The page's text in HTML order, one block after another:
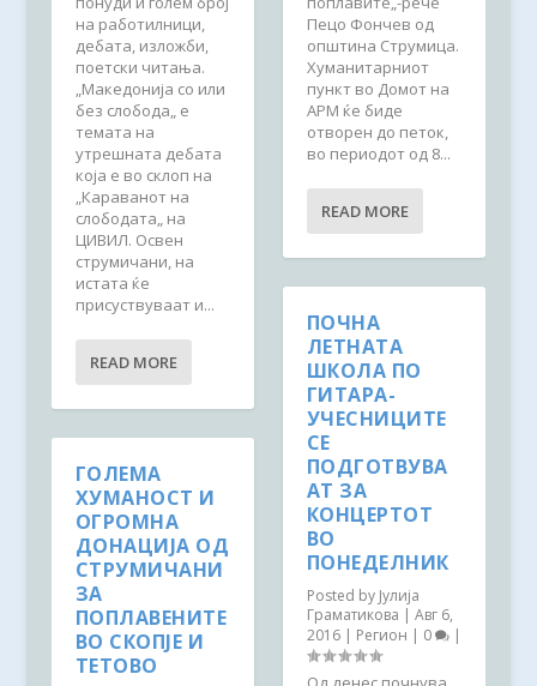
на работилници,
дебата, изложби,
поетски читања.
„Македонија со или
без слобода„ е
темата на
утрешната дебата
која е во склоп на
„Караванот на
слободата„ на
ЦИВИЛ. Освен
струмичани, на
истата ќе
присуствуваат и...
READ MORE
ГОЛЕМА
ХУМАНОСТ И
ОГРОМНА
ДОНАЦИЈА ОД
СТРУМИЧАНИ
ЗА
ПОПЛАВЕНИТЕ
ВО СКОПЈЕ И
ТЕТОВО
Пецо Фончев од
општина Струмица.
Хуманитарниот
пункт во Домот на
АРМ ќе биде
отворен до петок,
во периодот од 8...
READ MORE
ПОЧНА
ЛЕТНАТА
ШКОЛА ПО
ГИТАРА-
УЧЕСНИЦИТЕ
СЕ
ПОДГОТВУВА
АТ ЗА
КОНЦЕРТОТ
ВО
ПОНЕДЕЛНИК
Posted by Јулија
Граматикова | Авг 6,
2016| Регион | 0 |